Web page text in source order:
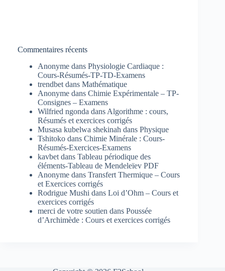
Commentaires récents
Anonyme dans Physiologie Cardiaque :
Cours-Résumés-TP-TD-Examens
trendbet dans Mathématique
Anonyme dans Chimie Expérimentale – TP-
Consignes – Examens
Wilfried ngonda dans Algorithme : cours,
Résumés et exercices corrigés
Musasa kubelwa shekinah dans Physique
Tshitoko dans Chimie Minérale : Cours-
Résumés-Exercices-Examens
kavbet dans Tableau périodique des
éléments-Tableau de Mendeleïev PDF
Anonyme dans Transfert Thermique – Cours
et Exercices corrigés
Rodrigue Mushi dans Loi d’Ohm – Cours et
exercices corrigés
merci de votre soutien dans Poussée
d’Archimède : Cours et exercices corrigés